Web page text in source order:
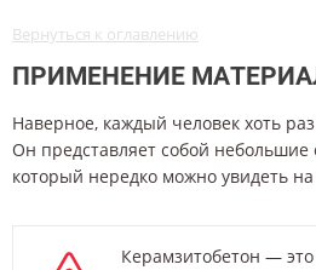
Вернуться к оглавлению
ПРИМЕНЕНИЕ
Наверное, каждый человек хоть
Он представляет собой
который нередко можно увидеть
Керамзитобетон —